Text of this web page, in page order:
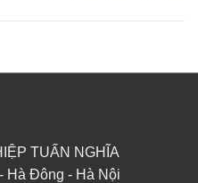
TUẤN NGHĨA
Hà Đông - Hà Nội